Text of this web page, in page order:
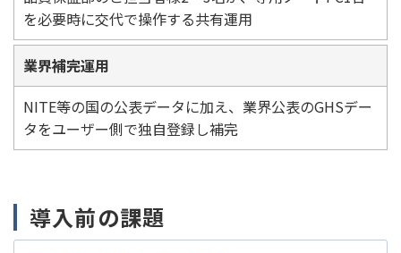
を必要時に交代で操作する共有運用
業界補完運用
NITE等の国の公表データに加え、業界公表のGHSデー
タをユーザー側で独自登録し補完
導入前の課題